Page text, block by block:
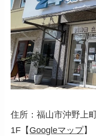
住所：福山市沖野上
1F【 Googleマップ】